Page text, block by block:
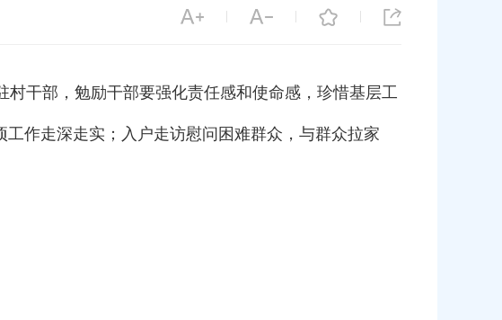
干部，勉励干部要强化责任感和使命感，珍惜基层工
作走深走实；入户走访慰问困难群众，与群众拉家